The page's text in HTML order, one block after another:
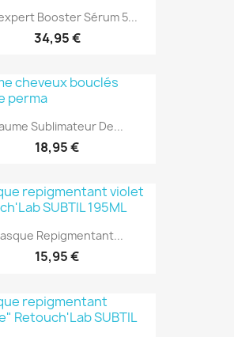
Booster Sérum 5...
34,95 €
Sublimateur De...
18,95 €
Repigmentant...
15,95 €